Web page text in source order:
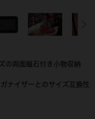
の両面磁石付き小物収納
ナイザーとのサイズ互換性